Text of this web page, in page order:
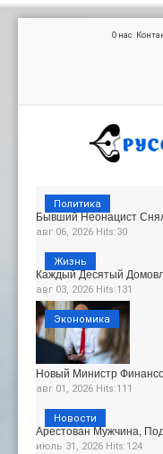
О нас
Бывший Неонацист
авг 06, 2026 Hits:30
Политика
Каждый Десятый
авг 03, 2026 Hits:131
Жизнь
Новый Министр
авг 01, 2026 Hits:111
Экономика
Арестован Мужчина,
июль 31, 2026 Hits:124
Новости